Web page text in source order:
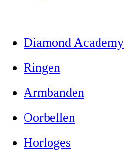
Diamond Academy
Ringen
Armbanden
Oorbellen
Horloges